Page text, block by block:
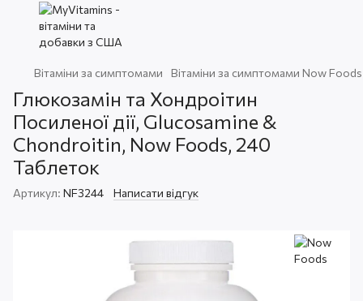
Вітаміни за симптомами Вітаміни за симптомами Now Foods
Глюкозамін та Хондроітин
Посиленої дії, Glucosamine &
Chondroitin, Now Foods, 240
Таблеток
Артикул: NF3244 Написати відгук